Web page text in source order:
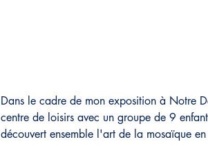
Dans le cadre de mon exposition à Notre
centre de loisirs avec un groupe de 9
découvert ensemble l'art de la mosaïque